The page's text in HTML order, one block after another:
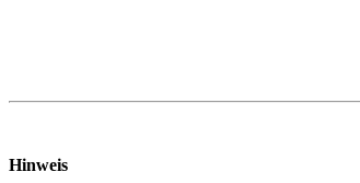
Hinweis